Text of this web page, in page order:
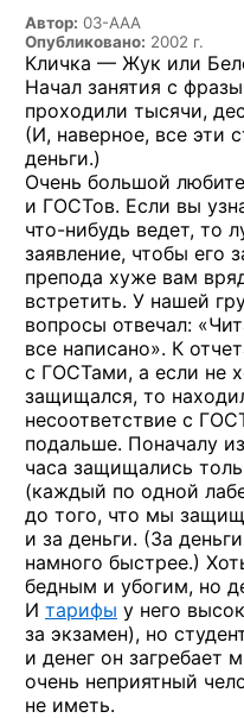
Автор: 03-AAA
Опубликовано: 2002 г.
Кличка — Жук или
Начал занятия с
проходили тысячи,
(И, наверное, все эти
деньги.)
Очень большой
и ГОСТов. Если вы
что-нибудь ведет, то
заявление, чтобы его
препода хуже вам
встретить. У нашей
вопросы отвечал:
все написано». К
с ГОСТами, а если не
защищался, то
несоответствие с
подальше. Поначалу
часа защищались
(каждый по одной
до того, что мы
и за деньги. (За деньги
намного быстрее.)
бедным и убогим, но
И тарифы у него
за экзамен), но
и денег он загребает
очень неприятный
не иметь.